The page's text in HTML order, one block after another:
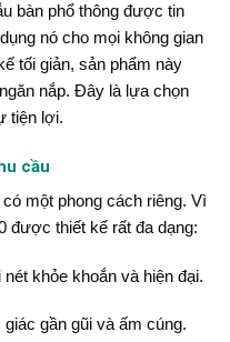
bàn phổ thông được tin
nó cho mọi không gian
tối giản, sản phẩm này
nắp. Đây là lựa chọn
tiện lợi.
cầu
một phong cách riêng. Vì
được thiết kế rất đa dạng:
nét khỏe khoắn và hiện đại.
giác gần gũi và ấm cúng.